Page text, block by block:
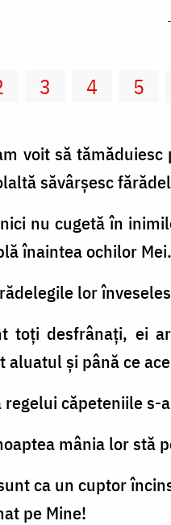
3 4 5
voit să
săvârşesc
nu cugetă în
înaintea ochilor Mei.
lor
toţi desfrânaţi, ei
aluatul şi până ce
regelui căpeteniile
mânia lor stă
ca un cuptor
pe Mine!